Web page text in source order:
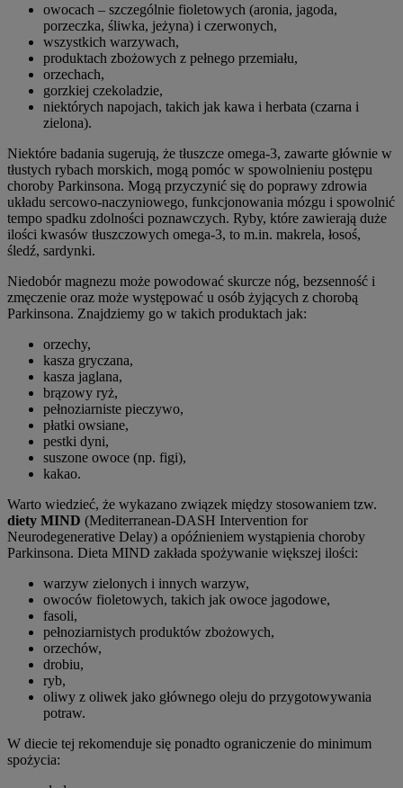
owocach – szczególnie fioletowych (aronia, jagoda,
porzeczka, śliwka, jeżyna) i czerwonych,
wszystkich warzywach,
produktach zbożowych z pełnego przemiału,
orzechach,
gorzkiej czekoladzie,
niektórych napojach, takich jak kawa i herbata (czarna i
zielona).
Niektóre badania sugerują, że tłuszcze omega-3, zawarte głównie w
tłustych rybach morskich, mogą pomóc w spowolnieniu postępu
choroby Parkinsona. Mogą przyczynić się do poprawy zdrowia
układu sercowo-naczyniowego, funkcjonowania mózgu i spowolnić
tempo spadku zdolności poznawczych. Ryby, które zawierają duże
ilości kwasów tłuszczowych omega-3, to m.in. makrela, łosoś,
śledź, sardynki.
Niedobór magnezu może powodować skurcze nóg, bezsenność i
zmęczenie oraz może występować u osób żyjących z chorobą
Parkinsona. Znajdziemy go w takich produktach jak:
orzechy,
kasza gryczana,
kasza jaglana,
brązowy ryż,
pełnoziarniste pieczywo,
płatki owsiane,
pestki dyni,
suszone owoce (np. figi),
kakao.
Warto wiedzieć, że wykazano związek między stosowaniem tzw.
diety MIND (Mediterranean-DASH Intervention for
Neurodegenerative Delay) a opóźnieniem wystąpienia choroby
Parkinsona. Dieta MIND zakłada spożywanie większej ilości:
warzyw zielonych i innych warzyw,
owoców fioletowych, takich jak owoce jagodowe,
fasoli,
pełnoziarnistych produktów zbożowych,
orzechów,
drobiu,
ryb,
oliwy z oliwek jako głównego oleju do przygotowywania
potraw.
W diecie tej rekomenduje się ponadto ograniczenie do minimum
spożycia: